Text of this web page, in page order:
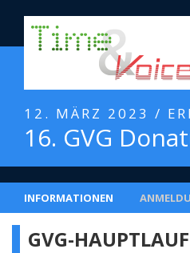
12. MÄRZ 2023 /
16. GVG
INFORMATIONEN
GVG-